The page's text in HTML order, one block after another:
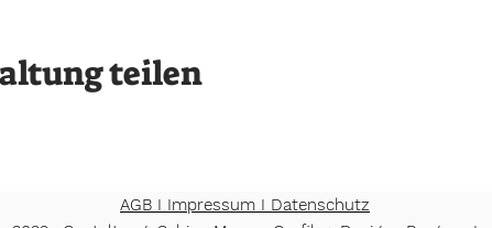
teilen
AGB I Impressum I Datenschutz